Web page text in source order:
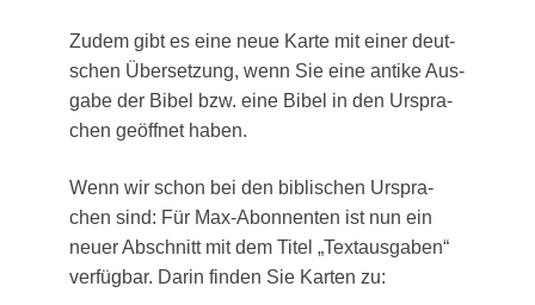
Zudem gibt es eine neue Kar­te mit einer deut­
schen Über­set­zung, wenn Sie eine anti­ke Aus­
ga­be der Bibel bzw. eine Bibel in den Urspra­
chen geöff­net haben.
Wenn wir schon bei den bibli­schen Urspra­
chen sind: Für Max-Abon­nen­ten ist nun ein
neu­er Abschnitt mit dem Titel „Text­aus­ga­ben“
ver­füg­bar. Dar­in fin­den Sie Kar­ten zu: